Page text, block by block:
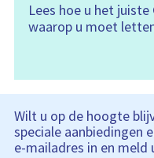
Lees hoe u het
waarop u moet
Wilt u op de hoogte
speciale aanbiedingen
e-mailadres in en meld